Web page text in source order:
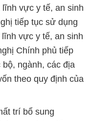
vực y tế, an sinh
tiếp tục sử dụng
vực y tế, an sinh
Chính phủ tiếp
ngành, các địa
theo quy định của
trí bổ sung